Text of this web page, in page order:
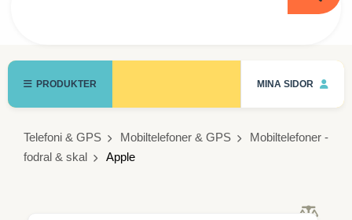
PRODUKTER MINA SIDOR
Telefoni & GPS Mobiltelefoner & GPS
Mobiltelefoner -
fodral & skal
Apple